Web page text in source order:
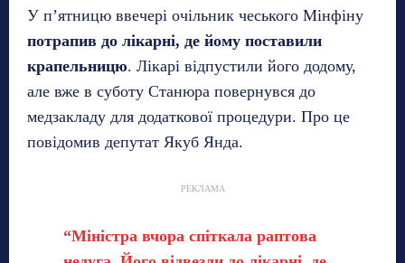
У п’ятницю ввечері очільник чеського Мінфіну
потрапив до лікарні, де йому поставили
крапельницю. Лікарі відпустили його додому,
але вже в суботу Станюра повернувся до
медзакладу для додаткової процедури. Про це
повідомив депутат Якуб Янда.
РЕКЛАМА
“Міністра вчора спіткала раптова